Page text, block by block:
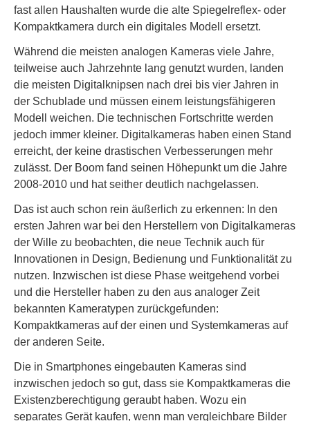
fast allen Haushalten wurde die alte Spiegelreflex- oder
Kompaktkamera durch ein digitales Modell ersetzt.
Während die meisten analogen Kameras viele Jahre,
teilweise auch Jahrzehnte lang genutzt wurden, landen
die meisten Digitalknipsen nach drei bis vier Jahren in
der Schublade und müssen einem leistungsfähigeren
Modell weichen. Die technischen Fortschritte werden
jedoch immer kleiner. Digitalkameras haben einen Stand
erreicht, der keine drastischen Verbesserungen mehr
zulässt. Der Boom fand seinen Höhepunkt um die Jahre
2008-2010 und hat seither deutlich nachgelassen.
Das ist auch schon rein äußerlich zu erkennen: In den
ersten Jahren war bei den Herstellern von Digitalkameras
der Wille zu beobachten, die neue Technik auch für
Innovationen in Design, Bedienung und Funktionalität zu
nutzen. Inzwischen ist diese Phase weitgehend vorbei
und die Hersteller haben zu den aus analoger Zeit
bekannten Kameratypen zurückgefunden:
Kompaktkameras auf der einen und Systemkameras auf
der anderen Seite.
Die in Smartphones eingebauten Kameras sind
inzwischen jedoch so gut, dass sie Kompaktkameras die
Existenzberechtigung geraubt haben. Wozu ein
separates Gerät kaufen, wenn man vergleichbare Bilder